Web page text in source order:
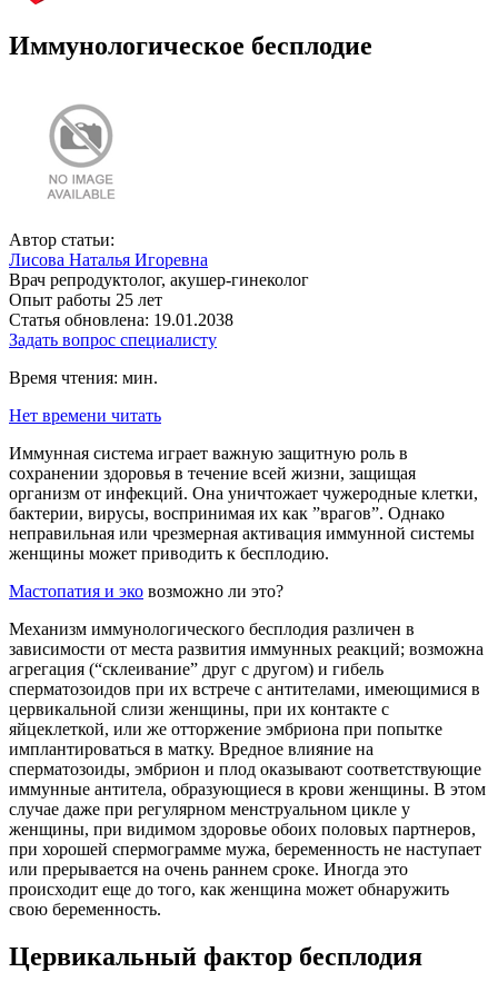
Иммунологическое бесплодие
Автор статьи:
Лисова Наталья Игоревна
Врач репродуктолог, акушер-гинеколог
Опыт работы 25 лет
Статья обновлена: 19.01.2038
Задать вопрос специалисту
Время чтения: мин.
Нет времени читать
Иммунная система играет важную защитную роль в
сохранении здоровья в течение всей жизни, защищая
организм от инфекций. Она уничтожает чужеродные клетки,
бактерии, вирусы, воспринимая их как ”врагов”. Однако
неправильная или чрезмерная активация иммунной системы
женщины может приводить к бесплодию.
Мастопатия и эко возможно ли это?
Механизм иммунологического бесплодия различен в
зависимости от места развития иммунных реакций; возможна
агрегация (“склеивание” друг с другом) и гибель
сперматозоидов при их встрече с антителами, имеющимися в
цервикальной слизи женщины, при их контакте с
яйцеклеткой, или же отторжение эмбриона при попытке
имплантироваться в матку. Вредное влияние на
сперматозоиды, эмбрион и плод оказывают соответствующие
иммунные антитела, образующиеся в крови женщины. В этом
случае даже при регулярном менструальном цикле у
женщины, при видимом здоровье обоих половых партнеров,
при хорошей спермограмме мужа, беременность не наступает
или прерывается на очень раннем сроке. Иногда это
происходит еще до того, как женщина может обнаружить
свою беременность.
Цервикальный фактор бесплодия